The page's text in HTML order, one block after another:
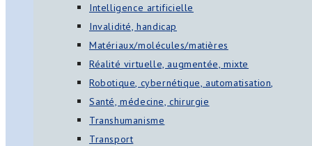
Intelligence artificielle
Invalidité, handicap
Matériaux/molécules/matières
Réalité virtuelle, augmentée, mixte
Robotique, cybernétique, automatisation,
Santé, médecine, chirurgie
Transhumanisme
Transport